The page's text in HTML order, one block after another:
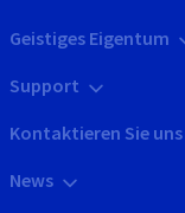
Geistiges Eigentum
Support
Kontaktieren Sie uns
News